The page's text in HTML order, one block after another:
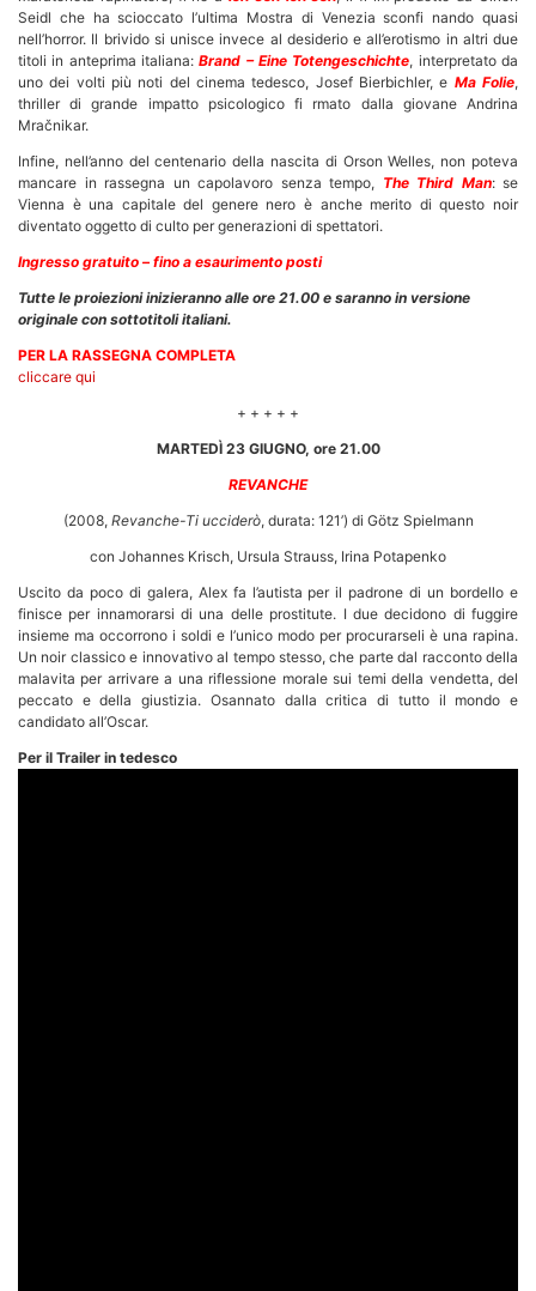
Seidl che ha scioccato l’ultima Mostra di Venezia sconfi nando quasi
nell’horror. Il brivido si unisce invece al desiderio e all’erotismo in altri due
titoli in anteprima italiana:Brand – Eine Totengeschichte, interpretato da
uno dei volti più noti del cinema tedesco, Josef Bierbichler, e Ma Folie,
thriller di grande impatto psicologico fi rmato dalla giovane Andrina
Mračnikar.
Infine, nell’anno del centenario della nascita di Orson Welles, non poteva
mancare in rassegna un capolavoro senza tempo, The Third Man: se
Vienna è una capitale del genere nero è anche merito di questo noir
diventato oggetto di culto per generazioni di spettatori.
Ingresso gratuito – fino a esaurimento posti
Tutte le proiezioni inizieranno alle ore 21.00 e saranno in versione
originale con sottotitoli italiani.
PER LA RASSEGNA COMPLETA
cliccare qui
+ + + + +
MARTEDÌ 23 GIUGNO, ore 21.00
REVANCHE
(2008, Revanche-Ti ucciderò, durata: 121’) di Götz Spielmann
con Johannes Krisch, Ursula Strauss, Irina Potapenko
Uscito da poco di galera, Alex fa l’autista per il padrone di un bordello e
finisce per innamorarsi di una delle prostitute. I due decidono di fuggire
insieme ma occorrono i soldi e l’unico modo per procurarseli è una rapina.
Un noir classico e innovativo al tempo stesso, che parte dal racconto della
malavita per arrivare a una riflessione morale sui temi della vendetta, del
peccato e della giustizia. Osannato dalla critica di tutto il mondo e
candidato all’Oscar.
Per il Trailer in tedesco